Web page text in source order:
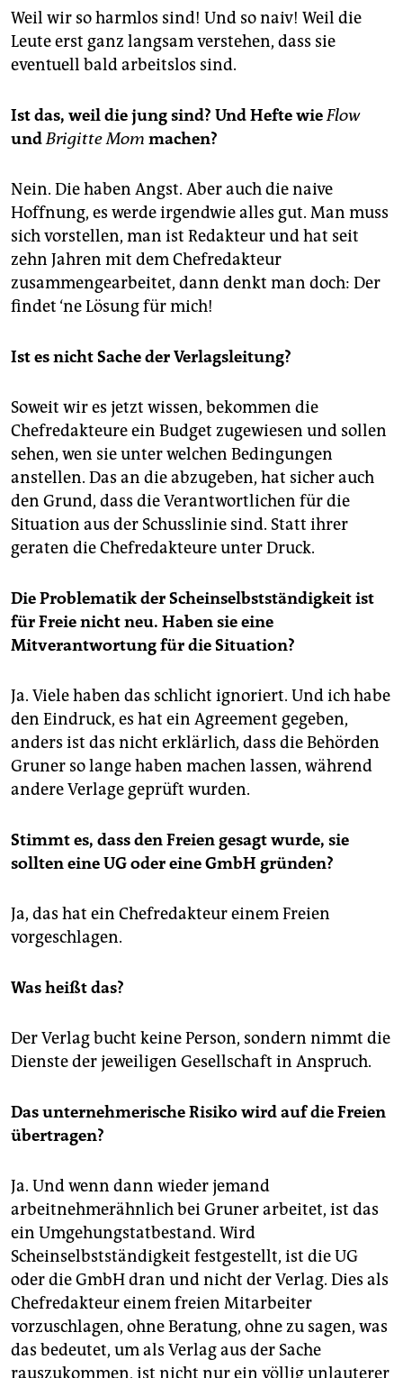
Weil wir so harmlos sind! Und so naiv! Weil die
Leute erst ganz langsam verstehen, dass sie
eventuell bald arbeitslos sind.
Ist das, weil die jung sind? Und Hefte wieFlow
undBrigitte Mom machen?
Nein. Die haben Angst. Aber auch die naive
Hoffnung, es werde irgendwie alles gut. Man muss
sich vorstellen, man ist Redakteur und hat seit
zehn Jahren mit dem Chefredakteur
zusammengearbeitet, dann denkt man doch: Der
findet ‘ne Lösung für mich!
Ist es nicht Sache der Verlagsleitung?
Soweit wir es jetzt wissen, bekommen die
Chefredakteure ein Budget zugewiesen und sollen
sehen, wen sie unter welchen Bedingungen
anstellen. Das an die abzugeben, hat sicher auch
den Grund, dass die Verantwortlichen für die
Situation aus der Schusslinie sind. Statt ihrer
geraten die Chefredakteure unter Druck.
Die Problematik der Scheinselbstständigkeit ist
für Freie nicht neu. Haben sie eine
Mitverantwortung für die Situation?
Ja. Viele haben das schlicht ignoriert. Und ich habe
den Eindruck, es hat ein Agreement gegeben,
anders ist das nicht erklärlich, dass die Behörden
Gruner so lange haben machen lassen, während
andere Verlage geprüft wurden.
Stimmt es, dass den Freien gesagt wurde, sie
sollten eine UG oder eine GmbH gründen?
Ja, das hat ein Chefredakteur einem Freien
vorgeschlagen.
Was heißt das?
Der Verlag bucht keine Person, sondern nimmt die
Dienste der jeweiligen Gesellschaft in Anspruch.
Das unternehmerische Risiko wird auf die Freien
übertragen?
Ja. Und wenn dann wieder jemand
arbeitnehmerähnlich bei Gruner arbeitet, ist das
ein Umgehungstatbestand. Wird
Scheinselbstständigkeit festgestellt, ist die UG
oder die GmbH dran und nicht der Verlag. Dies als
Chefredakteur einem freien Mitarbeiter
vorzuschlagen, ohne Beratung, ohne zu sagen, was
das bedeutet, um als Verlag aus der Sache
rauszukommen, ist nicht nur ein völlig unlauterer